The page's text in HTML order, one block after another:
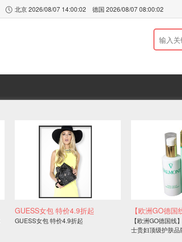
 北京2026/08/07 14:00:02 德国 2026/08/07 08:00:02
GUESS女包 特价4.9折起
GUESS女包 特价4.9折起
【欧洲GO德
【欧洲GO德国线
士贵妇顶级护肤品